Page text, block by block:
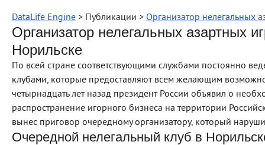
DataLife Engine > Публикации > Организатор нелегальных
Организатор нелегальных азартных
Норильске
По всей стране соответствующими службами постоянно
клубами, которые предоставляют всем желающим
четырнадцать лет назад президент России объявил о
распространение игорного бизнеса на территории
вынес приговор очередному организатору, который
Очередной нелегальный клуб в